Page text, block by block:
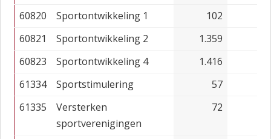
60820
Sportontwikkeling 1 102
60821
Sportontwikkeling 2
1.359
60823
Sportontwikkeling 4
1.416
61334
Sportstimulering 57
61335
Versterken
sportverenigingen
72